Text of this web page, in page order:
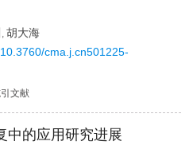
, 胡大海
10.3760/cma.j.cn501225-
文献
中的应用研究进展